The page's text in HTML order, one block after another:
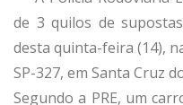
de 3 quilos de
desta quinta-feira (14),
SP-327, em Santa Cruz
Segundo a PRE, um